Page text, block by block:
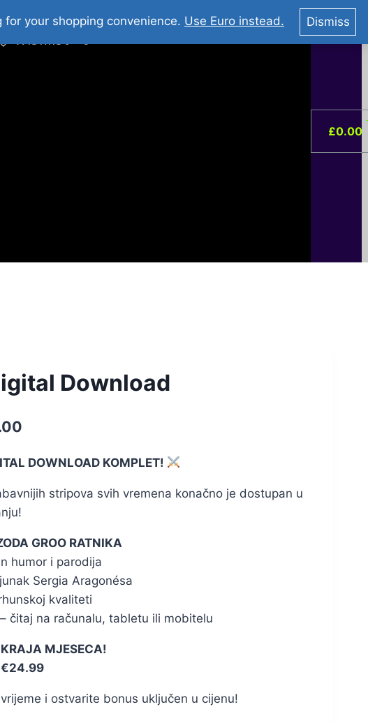
O Nama
You Tube : Stripovi Online
Wishlist –0
£0.00
Download
DOWNLOAD KOMPLET!
stripova svih vremena konačno je dostupan u
GROO RATNIKA
humor i parodija
Sergia Aragonésa
kvaliteti
čitaj na računalu, tabletu ili mobitelu
MJESECA!
€24.99
i ostvarite bonus uključen u cijenu!
your shopping convenience. Use Euro instead. Dismiss